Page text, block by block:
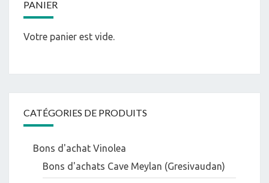
PANIER
Votre panier est vide.
CATÉGORIES DE PRODUITS
Bons d'achat Vinolea
Bons d'achats Cave Meylan (Gresivaudan)